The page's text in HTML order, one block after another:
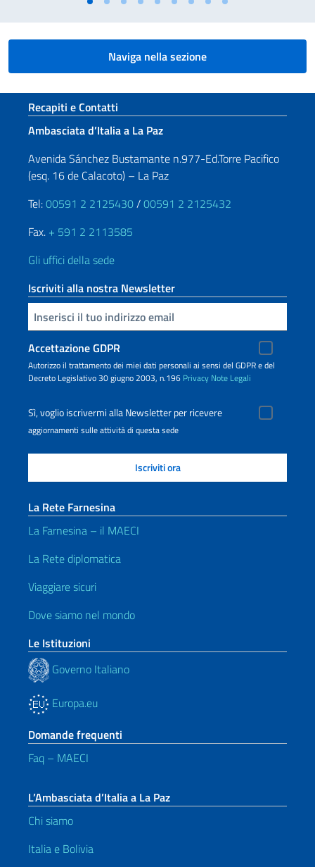
Naviga nella sezione
Sezione footer
Recapiti e Contatti
Ambasciata d’Italia a La Paz
Avenida Sánchez Bustamante n.977-Ed.Torre Pacifico
(esq. 16 de Calacoto) – La Paz
Tel:00591 2 2125430/00591 2 2125432
Fax. + 591 2 2113585
Gli uffici della sede
Iscriviti alla nostra Newsletter
Inserisci la tua email
Accettazione GDPR
Autorizzo il trattamento dei miei dati personali ai sensi del GDPR e del
Decreto Legislativo 30 giugno 2003, n.196 Privacy Note Legali
Sì, voglio iscrivermi alla Newsletter per ricevere
aggiornamenti sulle attività di questa sede
La Rete Farnesina
La Farnesina – il MAECI
La Rete diplomatica
Viaggiare sicuri
Dove siamo nel mondo
Le Istituzioni
Governo Italiano
Europa.eu
Domande frequenti
Faq – MAECI
L’Ambasciata d’Italia a La Paz
Chi siamo
Italia e Bolivia